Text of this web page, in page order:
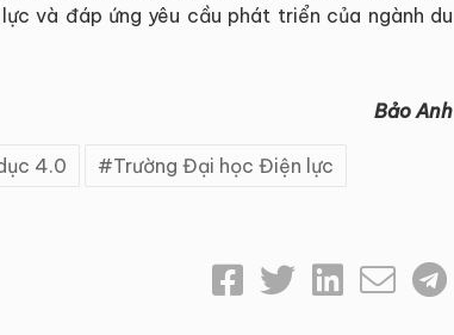
và đáp ứng yêu cầu phát triển của ngành du
Bảo Anh
4.0 Trường Đại học Điện lực